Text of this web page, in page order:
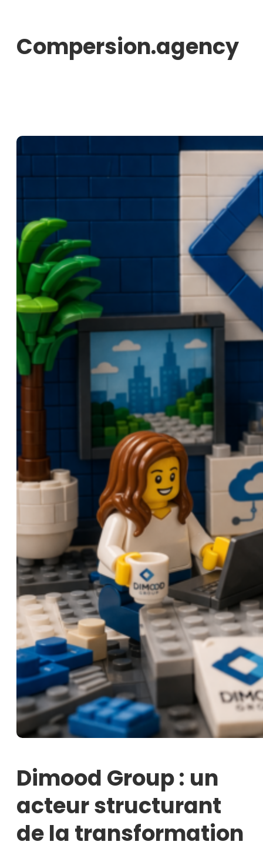
contenu
Compersion.agency
Dimood Group : un
acteur structurant
de la transformation